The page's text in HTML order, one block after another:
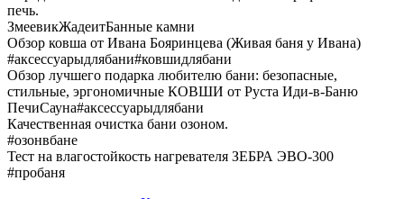
печь.
ЗмеевикЖадеитБанные камни
Обзор ковша от Ивана Бояринцева (Живая баня у Ивана)
#аксессуарыдлябани#ковшидлябани
Обзор лучшего подарка любителю бани: безопасные,
стильные, эргономичные КОВШИ от Руста Иди-в-Баню
ПечиСауна#аксессуарыдлябани
Качественная очистка бани озоном.
#озонвбане
Тест на влагостойкость нагревателя ЗЕБРА ЭВО-300
#пробаня